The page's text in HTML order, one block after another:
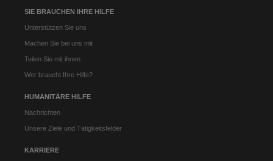
SIE BRAUCHEN IHRE HILFE
Unterstützen Sie uns
Machen Sie bei uns mit
Teilen Sie mit ihnen
Wer braucht Ihre Hilfe?
HUMANITÄRE HILFE
Nachrichten
Unsere Ziele und Tätigkeitsfelder
KARRIERE